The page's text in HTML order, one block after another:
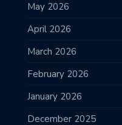
May 2026
April 2026
March 2026
February 2026
January 2026
December 2025